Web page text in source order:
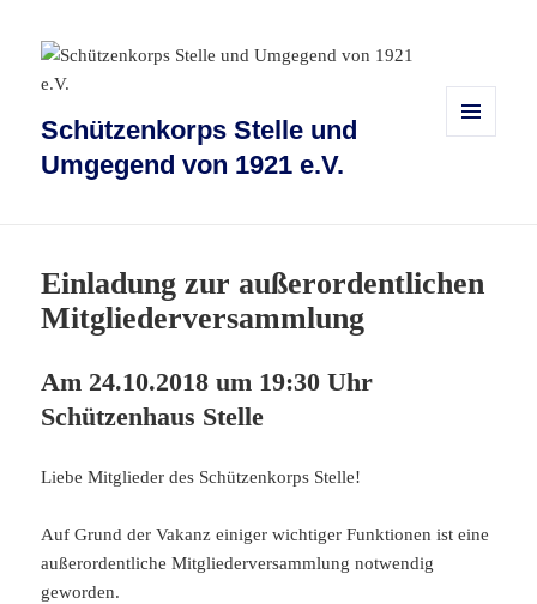
Schützenkorps Stelle und
Umgegend von 1921 e.V.
Einladung zur außerordentlichen
Mitgliederversammlung
Am 24.10.2018 um 19:30 Uhr
Schützenhaus Stelle
Liebe Mitglieder des Schützenkorps Stelle!
Auf Grund der Vakanz einiger wichtiger Funktionen ist eine
außerordentliche Mitgliederversammlung notwendig
geworden.